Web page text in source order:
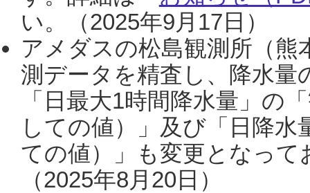
い。（2025年9月17日）
アメダスの松島観測所（熊
測データを精査し、降水
「日最大1時間降水量」の
しての値）」及び「日降
ての値）」も変更となっ
（2025年8月20日）